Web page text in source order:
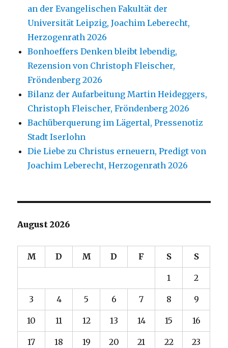
an der Evangelischen Fakultät der
Universität Leipzig, Joachim Leberecht,
Herzogenrath 2026
Bonhoeffers Denken bleibt lebendig,
Rezension von Christoph Fleischer,
Fröndenberg 2026
Bilanz der Aufarbeitung Martin Heideggers,
Christoph Fleischer, Fröndenberg 2026
Bachüberquerung im Lägertal, Pressenotiz
Stadt Iserlohn
Die Liebe zu Christus erneuern, Predigt von
Joachim Leberecht, Herzogenrath 2026
August 2026
M D M D F S S
1 2
3 4 5 6 7 8 9
10 11 12 13 14 15 16
17 18 19 20 21 22 23